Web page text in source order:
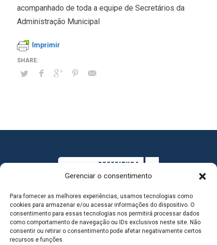
Gerenciar o consentimento
Para fornecer as melhores experiências, usamos tecnologias como
cookies para armazenar e/ou acessar informações do dispositivo. O
consentimento para essas tecnologias nos permitirá processar dados
como comportamento de navegação ou IDs exclusivos neste site. Não
consentir ou retirar o consentimento pode afetar negativamente certos
recursos e funções.
acompanhado de toda a equipe de Secretários da
Administração Municipal
Imprimir
MAPA DO SITE